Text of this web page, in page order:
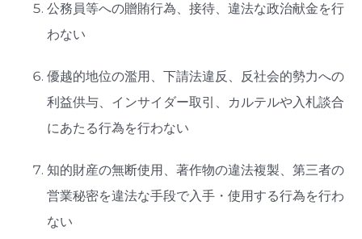
公務員等への贈賄行為、接待、違法な政治献金を行
わない
優越的地位の濫用、下請法違反、反社会的勢力への
利益供与、インサイダー取引、カルテルや入札談合
にあたる行為を行わない
知的財産の無断使用、著作物の違法複製、第三者の
営業秘密を違法な手段で入手・使用する行為を行わ
ない